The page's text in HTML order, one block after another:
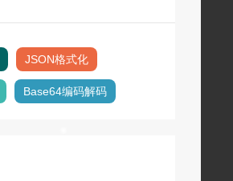
JSON格式化
Base64编码解码